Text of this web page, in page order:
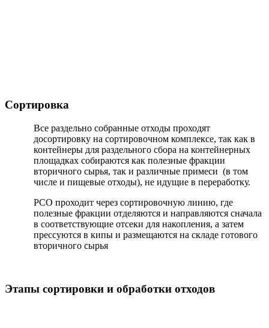
Сортировка
Все раздельно собранные отходы проходят
досортировку на сортировочном комплексе, так как в
контейнеры для раздельного сбора на контейнерных
площадках собираются как полезные фракции
вторичного сырья, так и различные примеси (в том
числе и пищевые отходы), не идущие в переработку.
РСО проходит через сортировочную линию, где
полезные фракции отделяются и направляются сначала
в соответствующие отсеки для накопления, а затем
прессуются в кипы и размещаются на складе готового
вторичного сырья
Этапы сортировки и обработки отходов